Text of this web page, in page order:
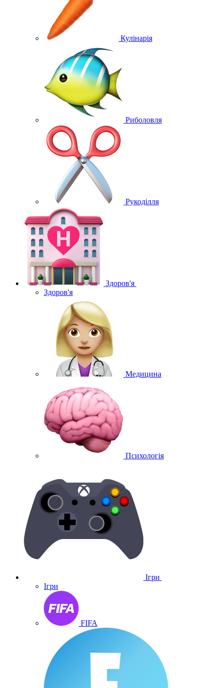
Кулінарія
Риболовля
Рукоділля
Здоров'я
Здоров'я
Медицина
Психологія
Ігри
Ігри
FIFA